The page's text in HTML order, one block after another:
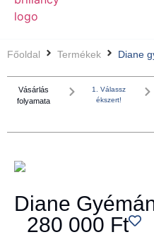
Főoldal Termékek Diane
Vásárlás
folyamata
1. Válassz
ékszert!
Diane
280 000 Ft